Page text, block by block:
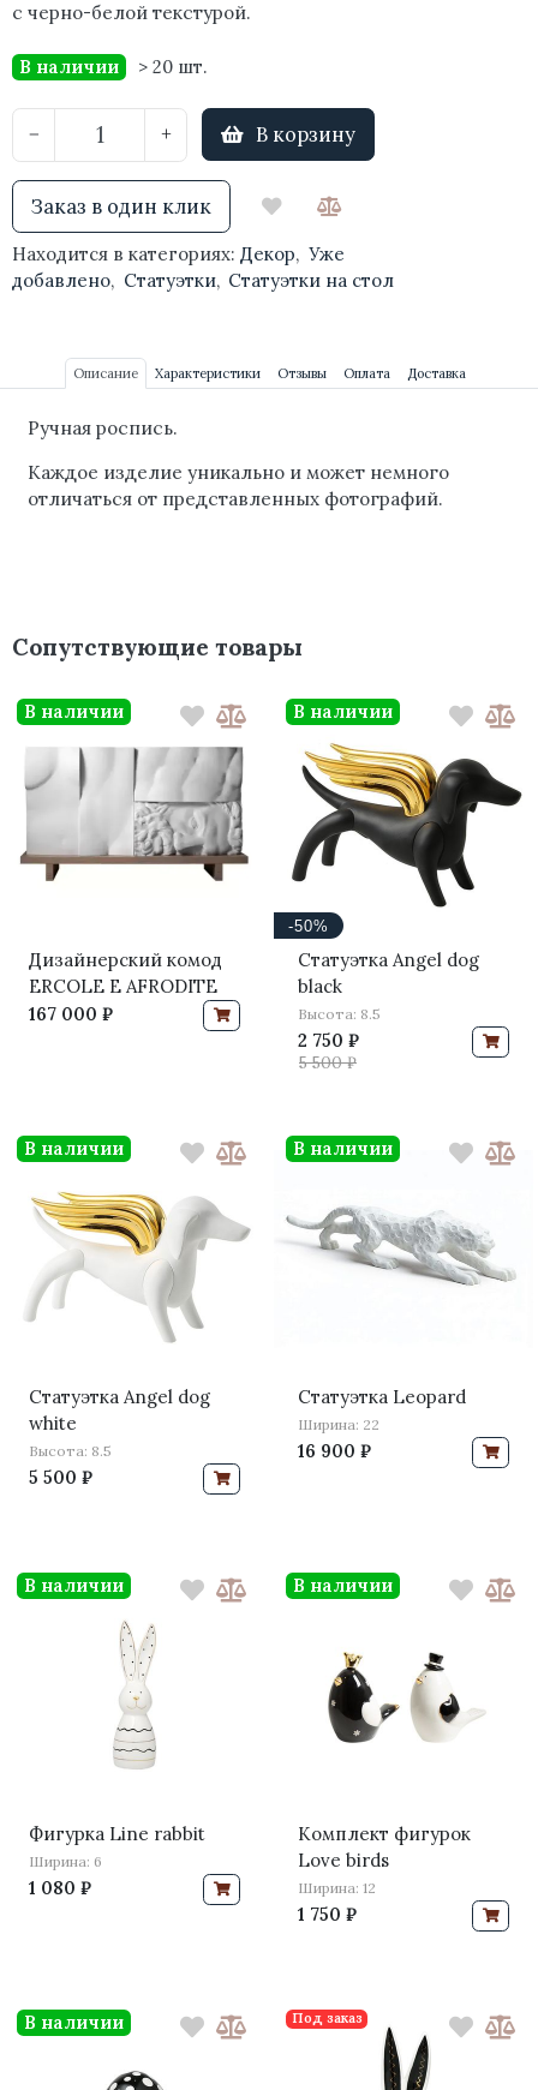
с черно-белой текстурой.
В наличии > 20 шт.
− + В корзину
Заказ в один клик
Находится в категориях: Декор, Уже
добавлено, Статуэтки, Статуэтки на стол
Описание Характеристики Отзывы Оплата Доставка
Ручная роспись.
Каждое изделие уникально и может немного
отличаться от представленных фотографий.
Сопутствующие товары
Дизайнерский комод
ERCOLE E AFRODITE
167 000 ₽
В наличии
-50%
Статуэтка Angel dog
black
Высота: 8.5
2 750 ₽
5 500 ₽
В наличии
Статуэтка Angel dog
white
Высота: 8.5
5 500 ₽
В наличии
Статуэтка Leopard
Ширина: 22
16 900 ₽
В наличии
Фигурка Line rabbit
Ширина: 6
1 080 ₽
В наличии
Комплект фигурок
Love birds
Ширина: 12
1 750 ₽
В наличии
В наличии Под заказ